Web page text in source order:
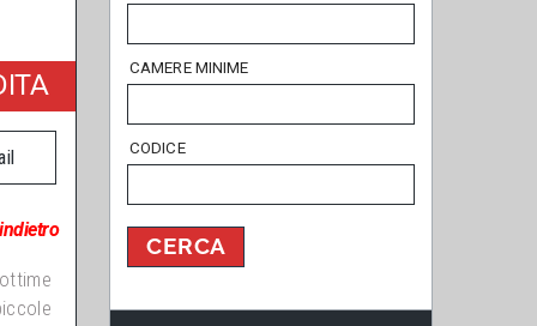
CAMERE MINIME
CODICE